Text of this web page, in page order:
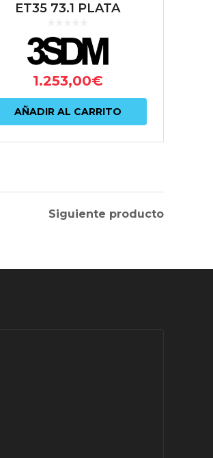
ET35 73.1 PLATA
1.253,00€
AÑADIR AL CARRITO
Siguiente producto